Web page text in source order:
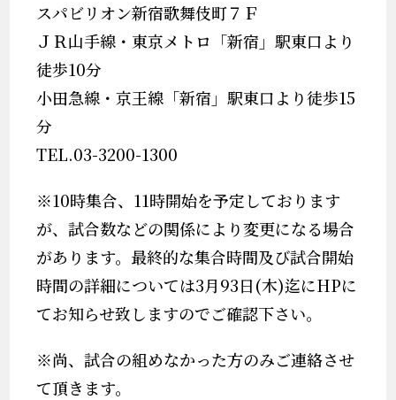
スパビリオン新宿歌舞伎町７Ｆ
ＪＲ山手線・東京メトロ「新宿」駅東口より
徒歩10分
小田急線・京王線「新宿」駅東口より徒歩15
分
TEL.03-3200-1300
※10時集合、 11時開始を予定しております
が、試合数などの関係により変更になる場合
があります。最終的な集合時間及び試合開始
時間の詳細については3月93日(木)迄にHPに
てお知らせ致しますのでご確認下さい。
※尚、試合の組めなかった方のみご連絡させ
て頂きます。